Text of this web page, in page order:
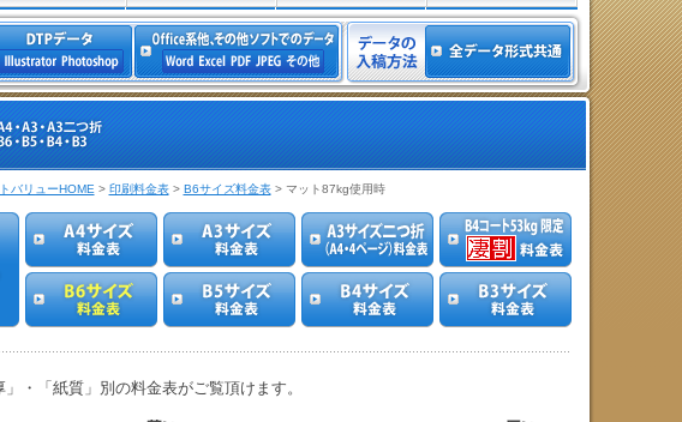
バリューHOME > 印刷料金表> B6サイズ料金表> マット87kg使用時
・「紙質」別の料金表がご覧頂けます。